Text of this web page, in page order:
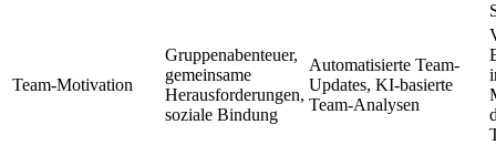
Team-Motivation
Gruppenabenteuer,
gemeinsame
Herausforderungen,
soziale Bindung
Automatisierte Team-
Updates, KI-basierte
Team-Analysen